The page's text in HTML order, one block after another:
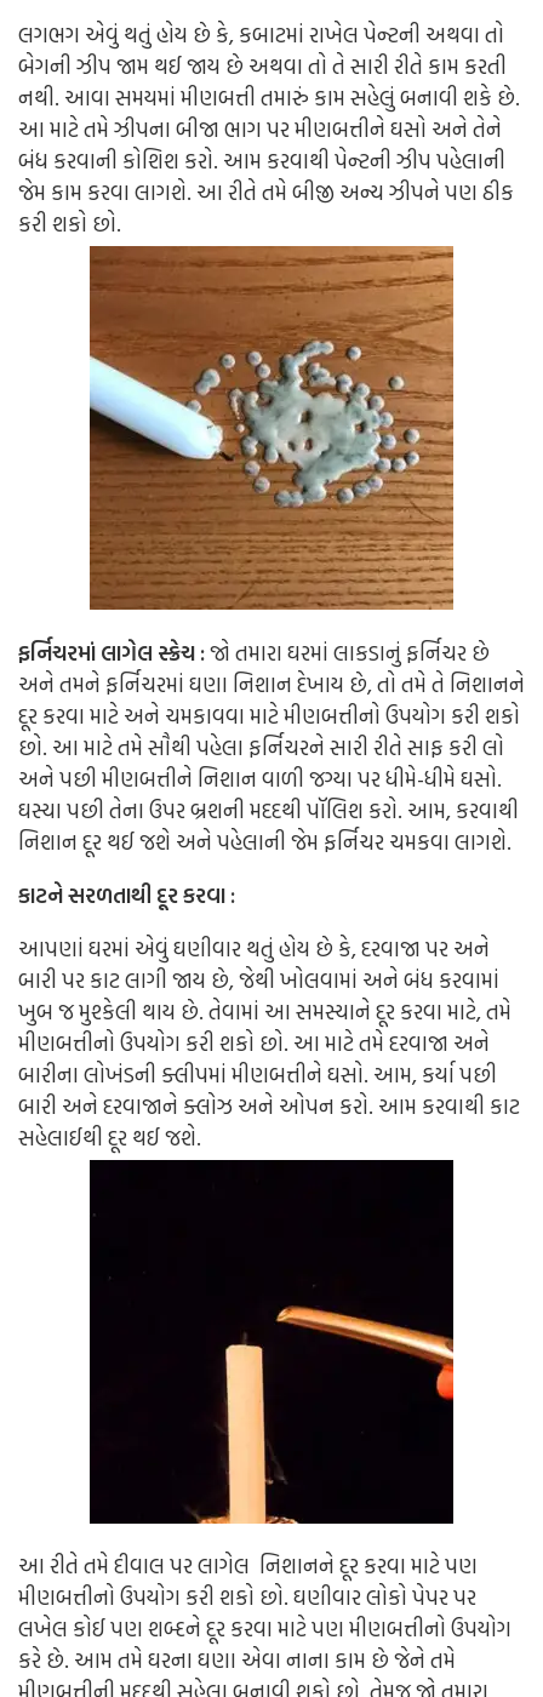
લગભગ એવું થતું હોય છે કે, કબાટમાં રાખેલ પેન્ટની અથવા તો
બેગની ઝીપ જામ થઈ જાય છે અથવા તો તે સારી રીતે કામ કરતી
નથી. આવા સમયમાં મીણબત્તી તમારું કામ સહેલું બનાવી શકે છે.
આ માટે તમે ઝીપના બીજા ભાગ પર મીણબત્તીને ઘસો અને તેને
બંધ કરવાની કોશિશ કરો. આમ કરવાથી પેન્ટની ઝીપ પહેલાની
જેમ કામ કરવા લાગશે. આ રીતે તમે બીજી અન્ય ઝીપને પણ ઠીક
કરી શકો છો.
ફર્નિચરમાં લાગેલ સ્ક્રેચ :જો તમારા ઘરમાં લાકડાનું ફર્નિચર છે
અને તમને ફર્નિચરમાં ઘણા નિશાન દેખાય છે, તો તમે તે નિશાનને
દૂર કરવા માટે અને ચમકાવવા માટે મીણબત્તીનો ઉપયોગ કરી શકો
છો. આ માટે તમે સૌથી પહેલા ફર્નિચરને સારી રીતે સાફ કરી લો
અને પછી મીણબત્તીને નિશાન વાળી જગ્યા પર ધીમે-ધીમે ઘસો.
ઘસ્યા પછી તેના ઉપર બ્રશની મદદથી પૉલિશ કરો. આમ, કરવાથી
નિશાન દૂર થઈ જશે અને પહેલાની જેમ ફર્નિચર ચમકવા લાગશે.
કાટને સરળતાથી દૂર કરવા :
આપણાં ઘરમાં એવું ઘણીવાર થતું હોય છે કે, દરવાજા પર અને
બારી પર કાટ લાગી જાય છે, જેથી ખોલવામાં અને બંધ કરવામાં
ખુબ જ મુશ્કેલી થાય છે. તેવામાં આ સમસ્યાને દૂર કરવા માટે, તમે
મીણબત્તીનો ઉપયોગ કરી શકો છો. આ માટે તમે દરવાજા અને
બારીના લોખંડની ક્લીપમાં મીણબત્તીને ઘસો. આમ, કર્યા પછી
બારી અને દરવાજાને ક્લોઝ અને ઓપન કરો. આમ કરવાથી કાટ
સહેલાઈથી દૂર થઈ જશે.
આ રીતે તમે દીવાલ પર લાગેલ નિશાનને દૂર કરવા માટે પણ
મીણબત્તીનો ઉપયોગ કરી શકો છો. ઘણીવાર લોકો પેપર પર
લખેલ કોઈ પણ શબ્દને દૂર કરવા માટે પણ મીણબત્તીનો ઉપયોગ
કરે છે. આમ તમે ઘરના ઘણા એવા નાના કામ છે જેને તમે